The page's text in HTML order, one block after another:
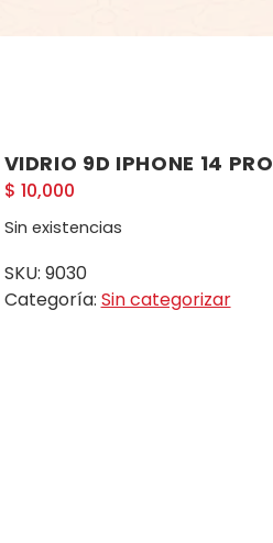
VIDRIO 9D IPHONE 14 PRO
$ 10,000
Sin existencias
SKU: 9030
Categoría: Sin categorizar